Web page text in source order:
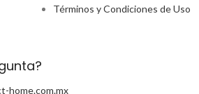
Términos y Condiciones de Uso
home.com.mx